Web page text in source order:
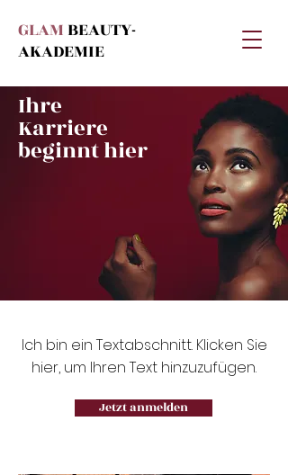
GLAM BEAUTY-
AKADEMIE
Ihre
Karriere
beginnt hier
Ich bin ein Textabschnitt. Klicken Sie
hier, um Ihren Text hinzuzufügen.
Jetzt anmelden